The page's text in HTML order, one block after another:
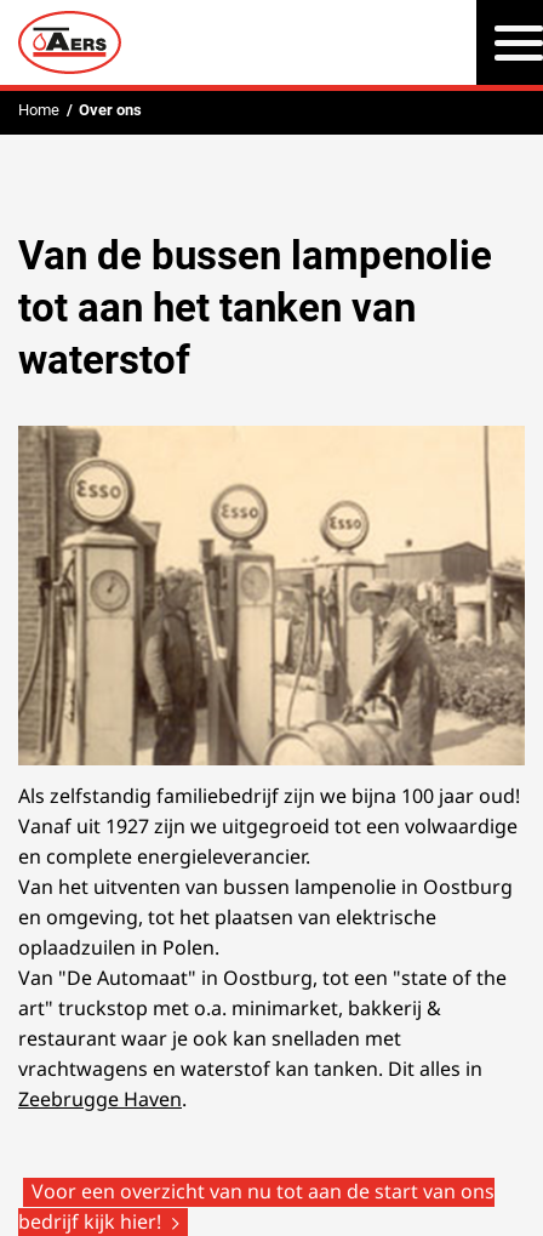
Home Over ons
Van de bussen lampenolie
tot aan het tanken van
waterstof
Als zelfstandig familiebedrijf zijn we bijna 100 jaar oud!
Vanaf uit 1927 zijn we uitgegroeid tot een volwaardige
en complete energieleverancier.
Van het uitventen van bussen lampenolie in Oostburg
en omgeving, tot het plaatsen van elektrische
oplaadzuilen in Polen.
Van "De Automaat" in Oostburg, tot een "state of the
art" truckstop met o.a. minimarket, bakkerij &
restaurant waar je ook kan snelladen met
vrachtwagens en waterstof kan tanken. Dit alles in
Zeebrugge Haven.
Voor een overzicht van nu tot aan de start van ons
bedrijf kijk hier!